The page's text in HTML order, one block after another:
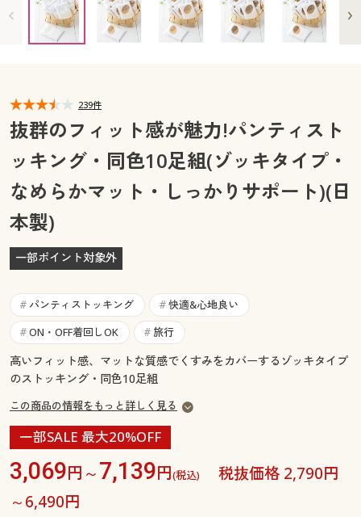
カタログ無料プレゼント
マイページ
閲覧履歴
お気に入り
よくある質問とお問い合わせ
会員メニュー
閲覧履歴
お気に入り
サポート
ご利用ガイド
よくある質問とお問い合わせ
239件
抜群のフィット感が魅力!パンティスト
ッキング・同色10足組(ゾッキタイプ・
なめらかマット・しっかりサポート)(日
本製)
一部ポイント対象外
# パンティストッキング # 快適&心地良い
# ON・OFF着回しOK # 旅行
高いフィット感、マットな質感でくすみをカバーするゾッキタイプ
のストッキング・同色10足組
この商品の情報をもっと詳しく見る
一部SALE 最大20%OFF
3,069円～7,139円(税込)
税抜価格 2,790円
～6,490円